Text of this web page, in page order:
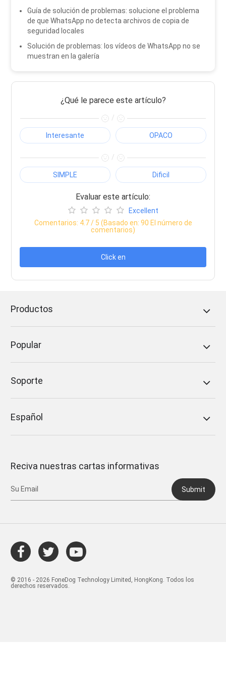
Guía de solución de problemas: solucione el problema
de que WhatsApp no ​​detecta archivos de copia de
seguridad locales
Solución de problemas: los vídeos de WhatsApp no ​​se
muestran en la galería
¿Qué le parece este artículo?
/
Interesante OPACO
/
SIMPLE Dificil
Evaluar este artículo:
Excellent
Comentarios: 4.7/ 5 (Basado en: 90 El número de
comentarios)
Click en
Productos
Popular
Soporte
Español
Reciva nuestras cartas informativas
Submit
© 2016 - 2026 FoneDog Technology Limited, HongKong. Todos los
derechos reservados.